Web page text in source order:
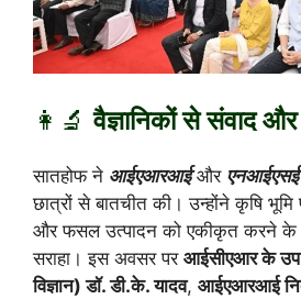
👩‍🔬वैज्ञानिकों से संवाद और
सातहोफ ने आईएआरआईऔर एनआईएसई
छात्रों से बातचीत की। उन्होंने कृषि भूमि
और फसल उत्पादन को एकीकृत करने के
सराहा। इस अवसर पर आईसीएआर के
विज्ञान) डॉ. डी.के. यादव, आईएआरआई